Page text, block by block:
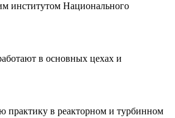
институтом Национального
в основных цехах и
практику в реакторном и турбинном